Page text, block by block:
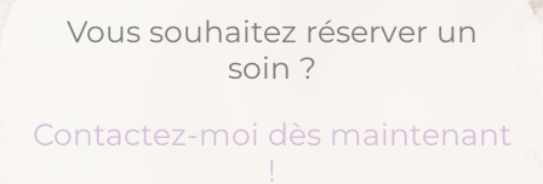
Vous souhaitez réserver un
soin ?
Contactez-moi dès maintenant
!